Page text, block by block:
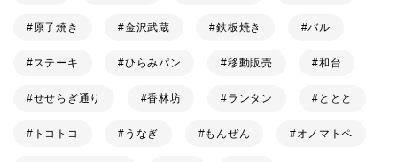
原子焼き 金沢武蔵 鉄板焼き バル
ステーキ ひらみパン 移動販売 和台
せせらぎ通り 香林坊 ランタン ととと
トコトコ うなぎ もんぜん オノマトペ